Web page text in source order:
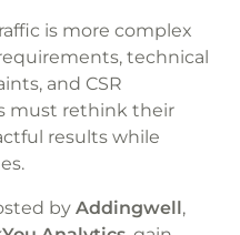
is more complex
technical
and CSR
must rethink their
results while
by Addingwell,